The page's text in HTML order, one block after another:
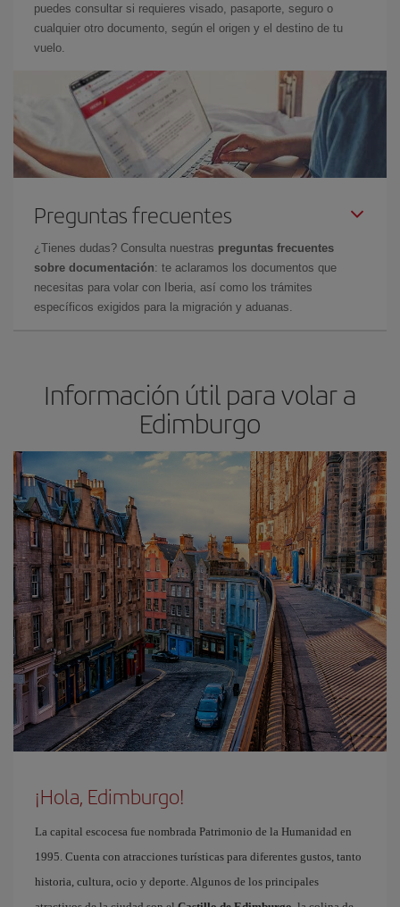
puedes consultar si requieres visado, pasaporte, seguro o
cualquier otro documento, según el origen y el destino de tu
vuelo.
Preguntas frecuentes
¿Tienes dudas? Consulta nuestras preguntas frecuentes
sobre documentación: te aclaramos los documentos que
necesitas para volar con Iberia, así como los trámites
específicos exigidos para la migración y aduanas.
Información útil para volar a
Edimburgo
¡Hola, Edimburgo!
La capital escocesa fue nombrada Patrimonio de la Humanidad en
1995. Cuenta con atracciones turísticas para diferentes gustos, tanto
historia, cultura, ocio y deporte. Algunos de los principales